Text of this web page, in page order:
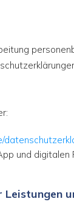
und digitalen
Leistungen